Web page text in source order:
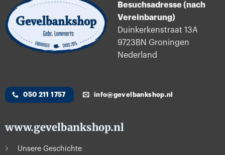
Besuchsadresse (nach
Vereinbarung)
Duinkerkenstraat 13A
9723BN Groningen
Nederland
050 211 1757 info@gevelbankshop.nl
www.gevelbankshop.nl
Unsere Geschichte